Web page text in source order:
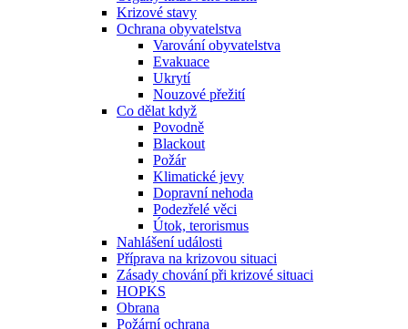
Krizové stavy
Ochrana obyvatelstva
Varování obyvatelstva
Evakuace
Ukrytí
Nouzové přežití
Co dělat když
Povodně
Blackout
Požár
Klimatické jevy
Dopravní nehoda
Podezřelé věci
Útok, terorismus
Nahlášení události
Příprava na krizovou situaci
Zásady chování při krizové situaci
HOPKS
Obrana
Požární ochrana